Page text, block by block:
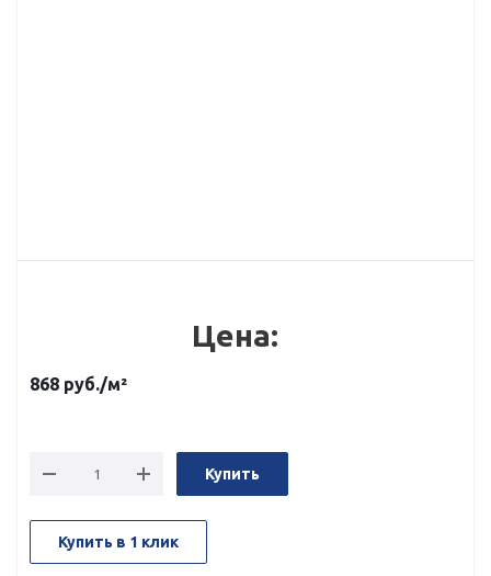
Цена:
868 руб./м²
Купить
Купить в 1 клик